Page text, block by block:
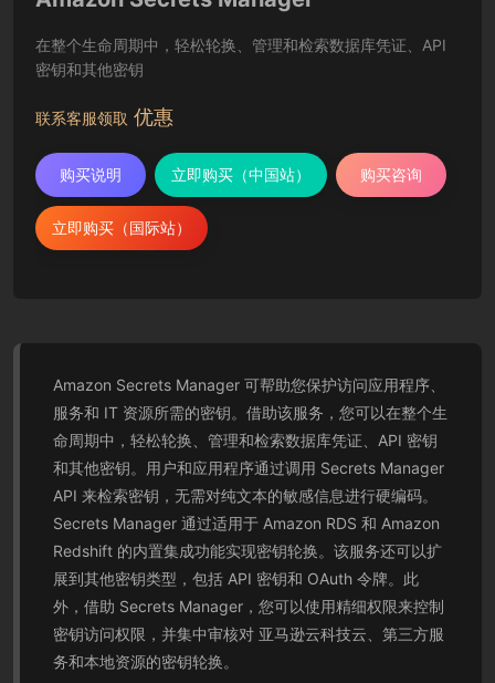
在整个生命周期中，轻松轮换、管理和检索数据库凭证、API
密钥和其他密钥
联系客服领取 优惠
购买说明 立即购买（中国站） 购买咨询
立即购买（国际站）
Amazon Secrets Manager 可帮助您保护访问应用程序、
服务和 IT 资源所需的密钥。借助该服务，您可以在整个生
命周期中，轻松轮换、管理和检索数据库凭证、API 密钥
和其他密钥。用户和应用程序通过调用 Secrets Manager
API 来检索密钥，无需对纯文本的敏感信息进行硬编码。
Secrets Manager 通过适用于 Amazon RDS 和 Amazon
Redshift 的内置集成功能实现密钥轮换。该服务还可以扩
展到其他密钥类型，包括 API 密钥和 OAuth 令牌。此
外，借助 Secrets Manager，您可以使用精细权限来控制
密钥访问权限，并集中审核对 亚马逊云科技云、第三方服
务和本地资源的密钥轮换。